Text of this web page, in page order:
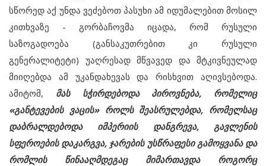
სწორედ აქ უნდა ვეძებოთ პასუხი ამ იდუმალებით მოსილ
კითხვაზე - გორბაჩოვმა იცადა, რომ რუსული
საზოგადოება (განსაკუთრებით კი რუსული
გენერალიტეტი) უაღრესად მწვავედ და მტკივნეულად
მიიღებდა ამ უკანდახევას და რისხვით აღივსებოდა.
ამიტომ, მას სჭირდებოდა პიროვნება, რომელიც
«განტევების ვაცის» როლს შეასრულებდა, რომელსაც
დაბრალდებოდა იმპერიის დანგრევა, გავლენის
სფეროების დაკარგვა, ჯარების უსწრაფესი გამოყვანა და
რომლის წინააღმდეგაც მიმართავდა როგორც